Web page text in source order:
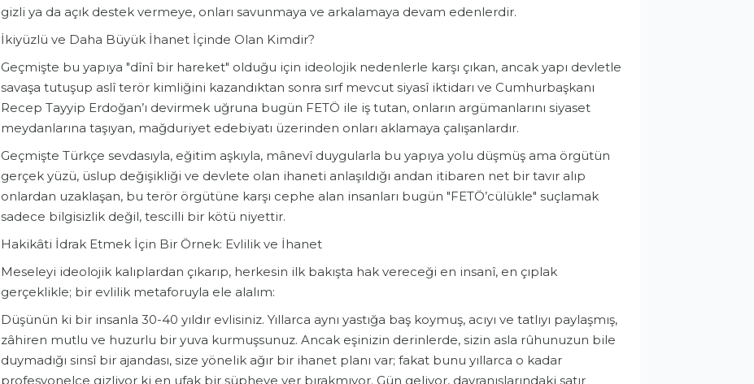
gizli ya da açık destek vermeye, onları savunmaya ve arkalamaya devam edenlerdir.
​İkiyüzlü ve Daha Büyük İhanet İçinde Olan Kimdir?
Geçmişte bu yapıya "dînî bir hareket" olduğu için ideolojik nedenlerle karşı çıkan, ancak yapı devletle
savaşa tutuşup aslî terör kimliğini kazandıktan sonra sırf mevcut siyasî iktidarı ve Cumhurbaşkanı
Recep Tayyip Erdoğan’ı devirmek uğruna bugün FETÖ ile iş tutan, onların argümanlarını siyaset
meydanlarına taşıyan, mağduriyet edebiyatı üzerinden onları aklamaya çalışanlardır.
​Geçmişte Türkçe sevdasıyla, eğitim aşkıyla, mânevî duygularla bu yapıya yolu düşmüş ama örgütün
gerçek yüzü, üslup değişikliği ve devlete olan ihaneti anlaşıldığı andan itibaren net bir tavır alıp
onlardan uzaklaşan, bu terör örgütüne karşı cephe alan insanları bugün "FETÖ’cülükle" suçlamak
sadece bilgisizlik değil, tescilli bir kötü niyettir.
Hakikâti İdrak Etmek İçin Bir Örnek: Evlilik ve İhanet
Meseleyi ideolojik kalıplardan çıkarıp, herkesin ilk bakışta hak vereceği en insanî, en çıplak
gerçeklikle; bir evlilik metaforuyla ele alalım:
Düşünün ki bir insanla 30-40 yıldır evlisiniz. Yıllarca aynı yastığa baş koymuş, acıyı ve tatlıyı paylaşmış,
zâhiren mutlu ve huzurlu bir yuva kurmuşsunuz. Ancak eşinizin derinlerde, sizin asla rûhunuzun bile
duymadığı sinsî bir ajandası, size yönelik ağır bir ihanet planı var; fakat bunu yıllarca o kadar
profesyonelce gizliyor ki en ufak bir şüpheye yer bırakmıyor. Gün geliyor, davranışlarındaki satır